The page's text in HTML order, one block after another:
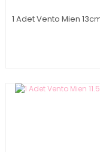
1 Adet Vento Mien